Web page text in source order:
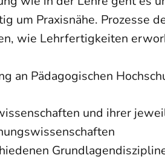
um Praxisnähe. Prozesse
wie Lehrfertigkeiten
an Pädagogischen
und ihrer